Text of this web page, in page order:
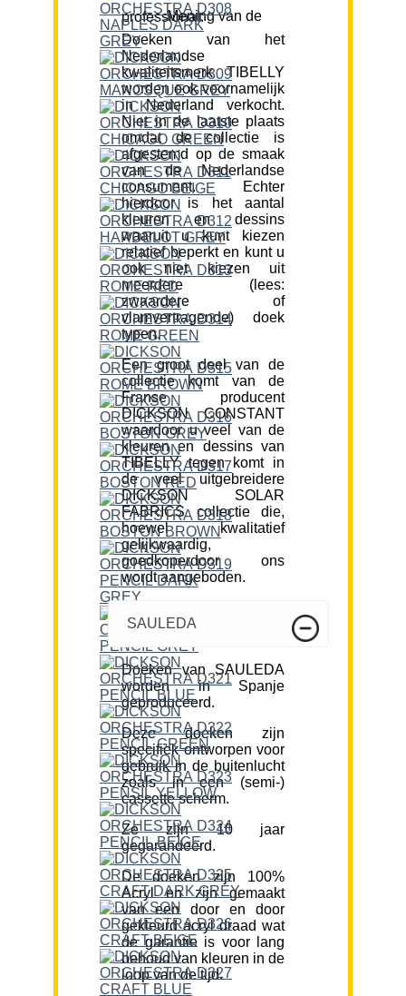
Mening van de professional:
Doeken van het
Nederlandse
kwaliteitsmerk TIBELLY
worden ook voornamelijk
in Nederland verkocht.
Niet in de laatste plaats
omdat de collectie is
afgestemd op de smaak
van de Nederlandse
consument. Echter
hierdoor is het aantal
kleuren en dessins
waaruit u kunt kiezen
relatief beperkt en kunt u
ook niet kiezen uit
meerdere (lees:
zwaardere of
vlamvertragende) doek
typen.
Een groot deel van de
collectie komt van de
Franse producent
DICKSON CONSTANT
waardoor u veel van de
kleuren en dessins van
TIBELLY tegen komt in
de veel uitgebreidere
DICKSON SOLAR
FABRICS collectie die,
hoewel kwalitatief
gelijkwaardig,
goedkoperdoor ons
wordt aangeboden.
SAULEDA
Doeken van SAULEDA
worden in Spanje
geproduceerd.
Deze doeken zijn
specifiek ontworpen voor
gebruik in de buitenlucht
zoals in een (semi-)
cassette scherm.
Ze zijn 10 jaar
gegarandeerd.
De doeken zijn 100%
Acryl en zijn gemaakt
van een door en door
gekleurd acryl draad wat
de garantie is voor lang
behoud van kleuren in de
loop van de tijd.